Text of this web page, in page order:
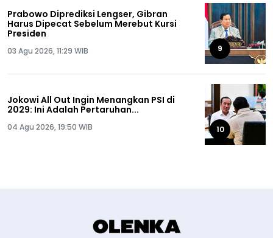
Prabowo Diprediksi Lengser, Gibran
Harus Dipecat Sebelum Merebut Kursi
Presiden
03 Agu 2026, 11:29 WIB 9
Jokowi All Out Ingin Menangkan PSI di
2029: Ini Adalah Pertaruhan...
04 Agu 2026, 19:50 WIB 10